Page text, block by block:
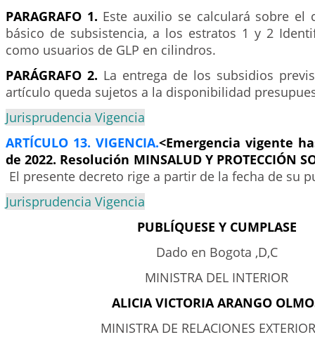
PARAGRAFO 1. Este auxilio se calculará sobre el
básico de subsistencia, a los estratos 1 y 2
como usuarios de GLP en cilindros.
PARÁGRAFO 2. La entrega de los subsidios
artículo queda sujetos a la disponibilidad
Jurisprudencia Vigencia
ARTÍCULO 13. VIGENCIA.<Emergencia vigente
de 2022. Resolución MINSALUD Y PROTECCIÓN
El presente decreto rige a partir de la fecha de su
Jurisprudencia Vigencia
PUBLÍQUESE Y CUMPLASE
Dado en Bogota ,D,C
MINISTRA DEL INTERIOR
ALICIA VICTORIA ARANGO
MINISTRA DE RELACIONES